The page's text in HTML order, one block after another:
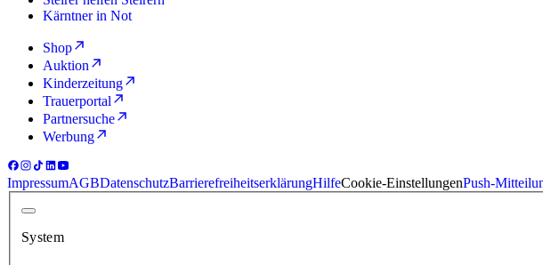
Kärntner in Not
Shop
Auktion
Kinderzeitung
Trauerportal
Partnersuche
Werbung
ImpressumAGBDatenschutzBarrierefreiheitserklärungHilfeCookie-EinstellungenPush-
System